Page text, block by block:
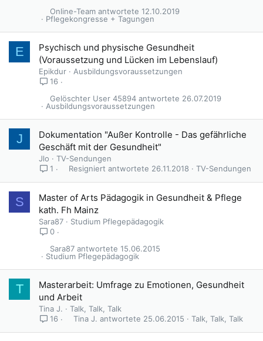
Pflegekongresse + Tagungen
12.10.2019
Online-Team
E
Psychisch und physische Gesundheit
(Voraussetzung und Lücken im Lebenslauf)
Epikdur
Ausbildungsvoraussetzungen
16
Ausbildungsvoraussetzungen
26.07.2019
Gelöschter User 45894
J
Dokumentation "Außer Kontrolle - Das gefährliche
Geschäft mit der Gesundheit"
Jlo
TV-Sendungen
1
TV-Sendungen
26.11.2018
Resigniert
S
Master of Arts Pädagogik in Gesundheit & Pflege
kath. Fh Mainz
Sara87
Studium Pflegepädagogik
0
Studium Pflegepädagogik
15.06.2015
Sara87
T
Masterarbeit: Umfrage zu Emotionen, Gesundheit
und Arbeit
Tina J.
Talk, Talk, Talk
16
Talk, Talk, Talk
25.06.2015
Tina J.